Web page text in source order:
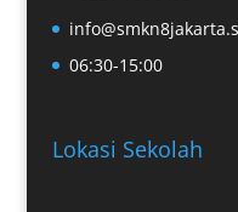
06:30-15:00
Lokasi Sekolah